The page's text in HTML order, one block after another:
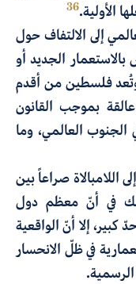
36
إلى الالتفاف حول
الجديد أو
وتُعد فلسطين من أقدم
بموجب القانون
الجنوب العالمي، وما
صراعاً بين
شك في أنّ معظم دول
كبير، إلا أنّ الواقعية
في ظلّ الانحسار